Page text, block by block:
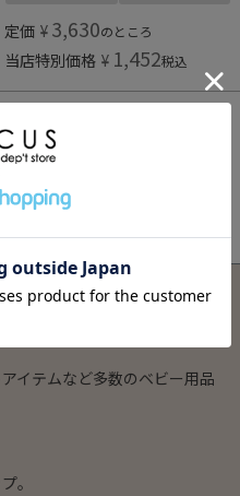
定価 ¥ 3,630のところ
当店特別価格 ¥ 1,452税込
件表示
イテムなど多数のベビー用品
。